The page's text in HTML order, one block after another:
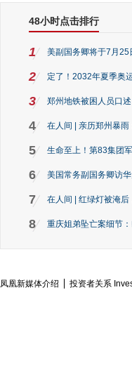
48小时点击排行
1 美副国务卿将于7月25
2 定了！2032年夏季奥
3 郑州地铁被困人员口
4 在人间 | 亲历郑州暴
5 生命至上！第83集团
6 美国常务副国务卿访
7 在人间 | 红绿灯被淹
8 重庆姐弟坠亡案细节
凤凰新媒体介绍 投资者关系